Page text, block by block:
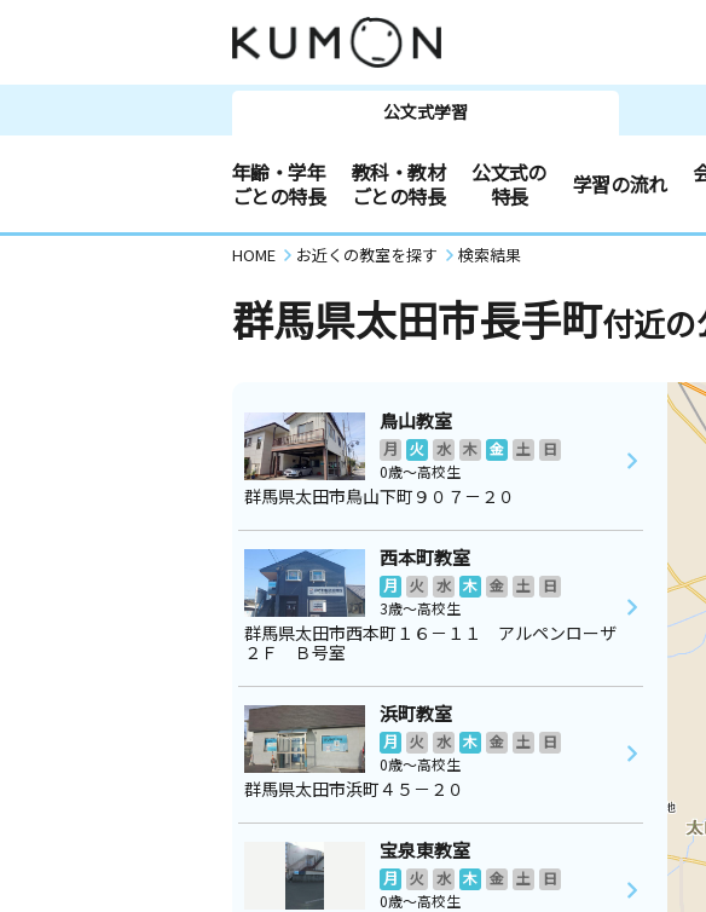
公文式学習
年齢・学年
ごとの特長
教科・教材
ごとの特長
公文式の
特長
学習の流れ
HOME お近くの教室を探す 検索結果
群馬県太田市長手町付近
鳥山教室
月 火 水 木 金 土
日
0歳～高校生
群馬県太田市鳥山下町９０７－２０
西本町教室
月 火 水 木 金 土
日
3歳～高校生
群馬県太田市西本町１６－１１ アルペンローザ
２Ｆ Ｂ号室
浜町教室
月 火 水 木 金 土
日
0歳～高校生
群馬県太田市浜町４５－２０
宝泉東教室
月 火 水 木 金 土
日
0歳～高校生